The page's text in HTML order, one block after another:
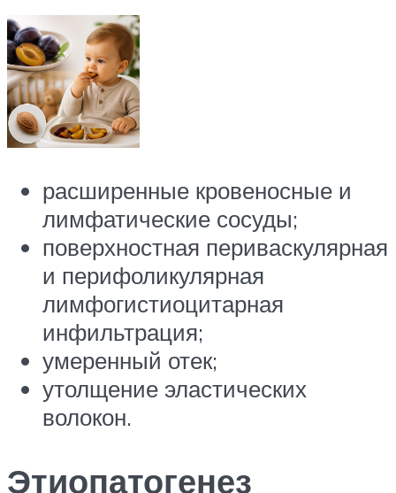
расширенные кровеносные и
лимфатические сосуды;
поверхностная периваскулярная
и перифоликулярная
лимфогистиоцитарная
инфильтрация;
умеренный отек;
утолщение эластических
волокон.
Этиопатогенез